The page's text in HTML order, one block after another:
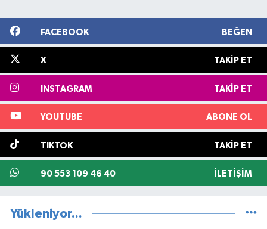
FACEBOOK BEĞEN
X TAKIP ET
INSTAGRAM TAKIP ET
YOUTUBE ABONE OL
TIKTOK TAKIP ET
90 553 109 46 40 İLETIŞIM
Yükleniyor...